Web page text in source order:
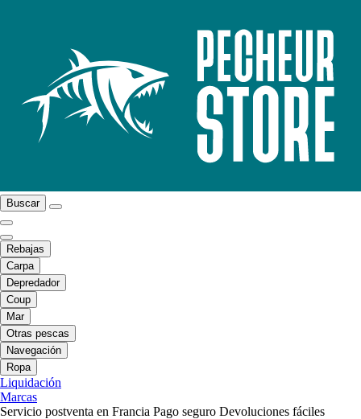
Buscar
Rebajas
Carpa
Depredador
Coup
Mar
Otras pescas
Navegación
Ropa
Liquidación
Marcas
Servicio postventa en Francia Pago seguro Devoluciones fáciles